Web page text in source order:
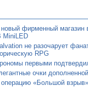
новый фирменный
MiniLED
не разочарует
RPG
первыми
очки
операцию «Большой